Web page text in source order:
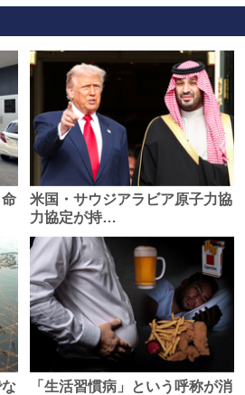
米国・サウジアラビア原子力協
力協定が持…
「生活習慣病」という呼称が消